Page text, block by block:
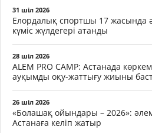
31 шіл 2026
Елордалық спортшы 17 жасында
күміс жүлдегері атанды
28 шіл 2026
ALEM PRO CAMP: Астанада
ауқымды оқу-жаттығу жиыны
26 шіл 2026
«Болашақ ойындары – 2026»:
Астанаға келіп жатыр